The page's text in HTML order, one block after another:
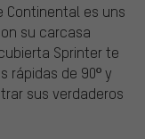
Continental es uns
su carcasa
Sprinter te
rápidas de 90º y
sus verdaderos